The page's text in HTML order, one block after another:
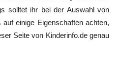
solltet ihr bei der Auswahl von
einige Eigenschaften achten,
Seite von Kinderinfo.de genau